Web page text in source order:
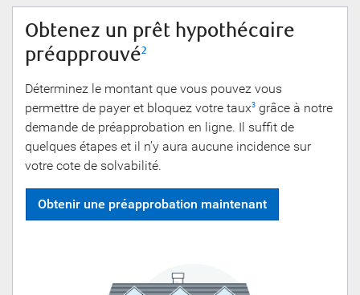
Obtenez un prêt hypothécaire
préapprouvé2
Déterminez le montant que vous pouvez vous
permettre de payer et bloquez votre taux3 grâce à notre
demande de préapprobation en ligne. Il suffit de
quelques étapes et il n’y aura aucune incidence sur
votre cote de solvabilité.
Obtenir une préapprobation maintenant